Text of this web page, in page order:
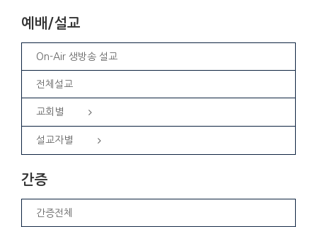
예배/설교
On-Air 생방송 설교
전체설교
교회별
설교자별
간증
간증전체